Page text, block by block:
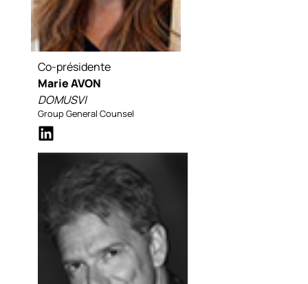
Co-présidente
Marie AVON
DOMUSVI
Group General Counsel